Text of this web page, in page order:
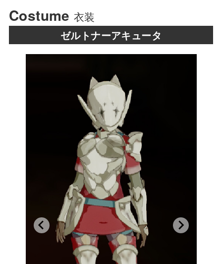
Costume 衣装
ゼルトナーアキュータ